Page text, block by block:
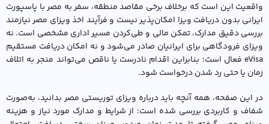
واقعیت این است که برخلاف برخی مقاصد منطقه، سفر به مصر با پاسپورت
ایرانی بدون دریافت ویزا امکان‌پذیر نیست و فرآیند اخذ ویزای مصر نیازمند
بررسی دقیق مدارک، تمکن مالی و طی‌کردن مسیر اداری مشخصی است. نه
ویزای فرودگاهی برای ایرانیان صادر می‌شود و نه امکان دریافت مستقیم
eVisa فعال است؛ بنابراین اقدام نادرست یا ناقص می‌تواند منجر به اتلاف
زمان یا حتی رد شدن درخواست شود.
در این صفحه، همه آنچه باید درباره ویزای توریستی مصر بدانید، به‌صورت
شفاف و کاربردی بررسی شده است: از شرایط و مدارک مورد نیاز و هزینه